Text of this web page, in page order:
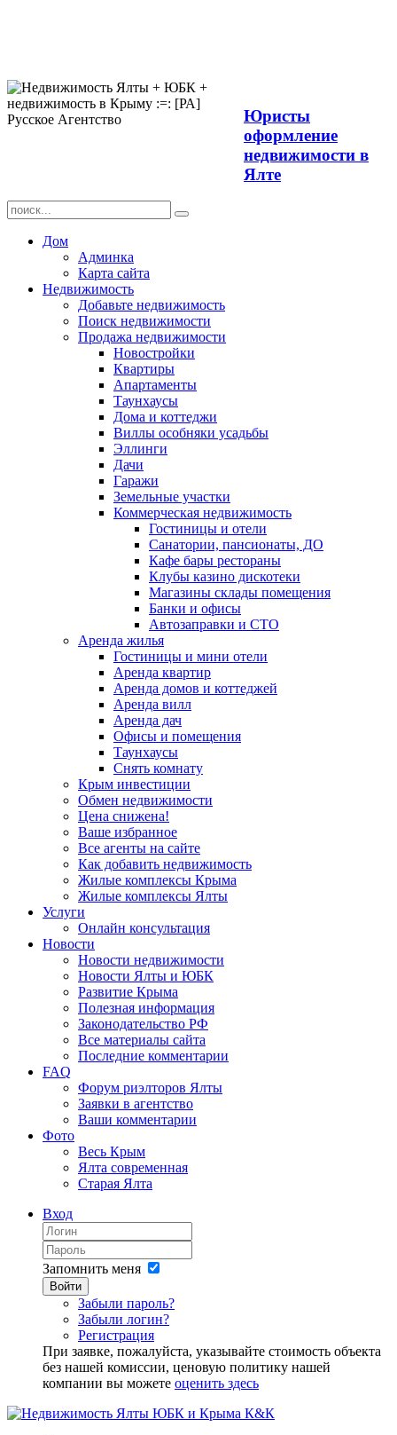
Юристы
оформление
недвижимости в
Ялте
Дом
Админка
Карта сайта
Недвижимость
Добавьте недвижимость
Поиск недвижимости
Продажа недвижимости
Новостройки
Квартиры
Апартаменты
Таунхаусы
Дома и коттеджи
Виллы особняки усадьбы
Эллинги
Дачи
Гаражи
Земельные участки
Коммерческая недвижимость
Гостиницы и отели
Санатории, пансионаты, ДО
Кафе бары рестораны
Клубы казино дискотеки
Магазины склады помещения
Банки и офисы
Автозаправки и СТО
Аренда жилья
Гостиницы и мини отели
Аренда квартир
Аренда домов и коттеджей
Аренда вилл
Аренда дач
Офисы и помещения
Таунхаусы
Снять комнату
Крым инвестиции
Обмен недвижимости
Цена снижена!
Ваше избранное
Все агенты на сайте
Как добавить недвижимость
Жилые комплексы Крыма
Жилые комплексы Ялты
Услуги
Онлайн консультация
Новости
Новости недвижимости
Новости Ялты и ЮБК
Развитие Крыма
Полезная информация
Законодательство РФ
Все материалы сайта
Последние комментарии
FAQ
Форум риэлторов Ялты
Заявки в агентство
Ваши комментарии
Фото
Весь Крым
Ялта современная
Старая Ялта
Вход
Запомнить меня
Войти
Забыли пароль?
Забыли логин?
Регистрация
При заявке, пожалуйста, указывайте стоимость объекта
без нашей комиссии, ценовую политику нашей
компании вы можете оценить здесь